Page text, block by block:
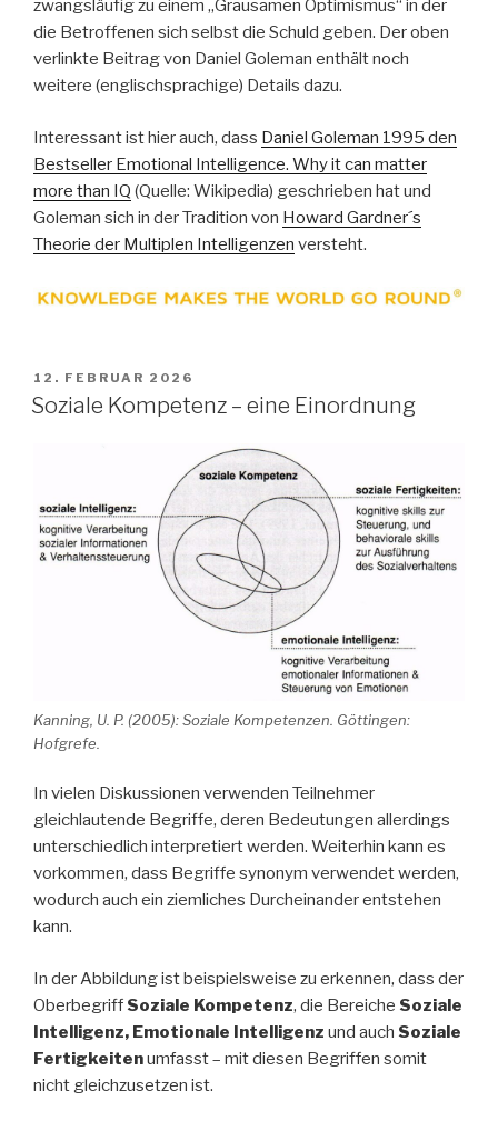
zwangsläufig zu einem „Grausamen Optimismus“ in der
die Betroffenen sich selbst die Schuld geben. Der oben
verlinkte Beitrag von Daniel Goleman enthält noch
weitere (englischsprachige) Details dazu.
Interessant ist hier auch, dass Daniel Goleman 1995 den
Bestseller Emotional Intelligence. Why it can matter
more than IQ (Quelle: Wikipedia) geschrieben hat und
Goleman sich in der Tradition von Howard Gardner´s
Theorie der Multiplen Intelligenzen versteht.
VERÖFFENTLICHT
AM
12. FEBRUAR 2026
Soziale Kompetenz – eine Einordnung
Kanning, U. P. (2005): Soziale Kompetenzen. Göttingen:
Hofgrefe.
In vielen Diskussionen verwenden Teilnehmer
gleichlautende Begriffe, deren Bedeutungen allerdings
unterschiedlich interpretiert werden. Weiterhin kann es
vorkommen, dass Begriffe synonym verwendet werden,
wodurch auch ein ziemliches Durcheinander entstehen
kann.
In der Abbildung ist beispielsweise zu erkennen, dass der
Oberbegriff Soziale Kompetenz, die Bereiche Soziale
Intelligenz, Emotionale Intelligenz und auch Soziale
Fertigkeitenumfasst – mit diesen Begriffen somit
nicht gleichzusetzen ist.